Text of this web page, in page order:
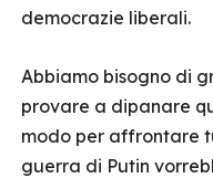
democrazie liberali.
Abbiamo bisogno di
provare a dipanare
modo per affrontare
guerra di Putin